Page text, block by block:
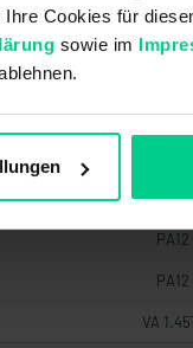
Cookies für
sowie im
0,65 g/
39
PVC
PA12
PA12
VA